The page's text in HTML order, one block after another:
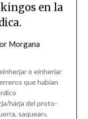
en la
Morgana
o einheriar
que habían
härja del proto-
saquear»,